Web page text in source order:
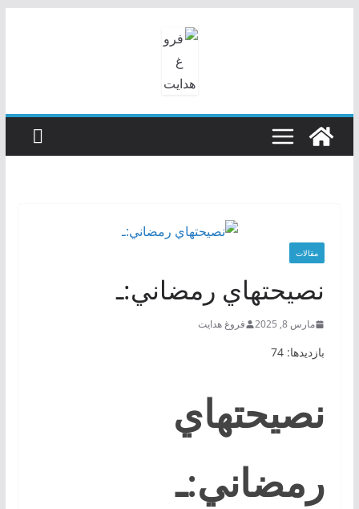
مقالات
نصيحتهاي رمضاني:ـ
مارس 8, 2025 فروغ هدایت
بازدیدها: 74
نصيحتهاي
رمضاني:ـ